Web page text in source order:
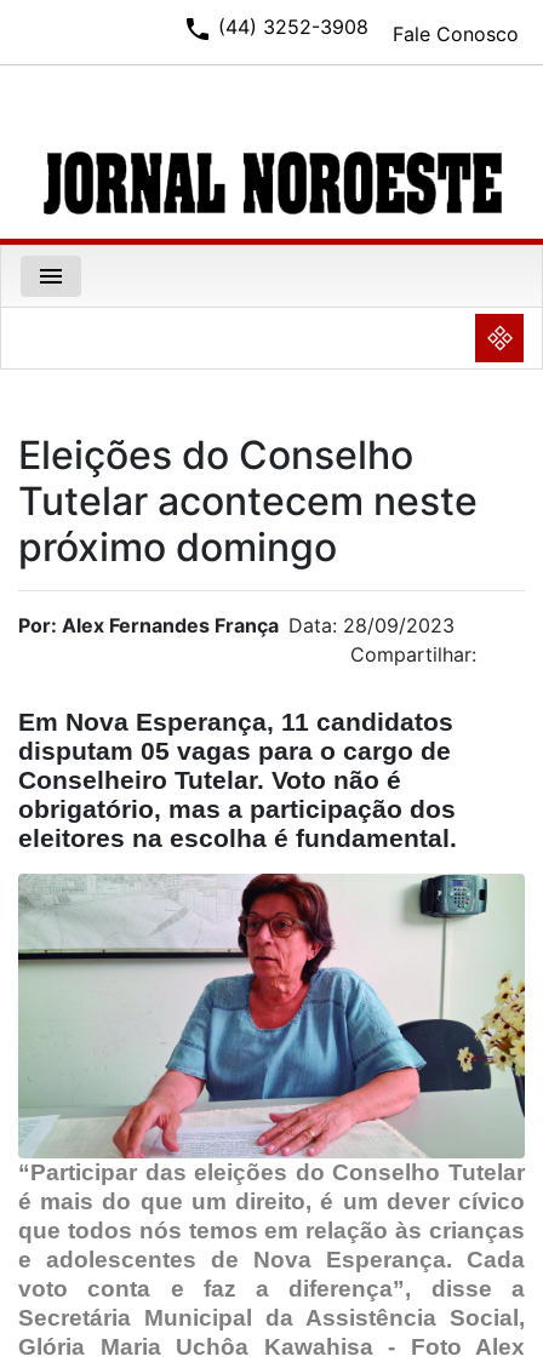
Fale Conosco
phone (44) 3252-3908
menu
NULL
Eleições do Conselho
Tutelar acontecem neste
próximo domingo
Por: Alex Fernandes França Data: 28/09/2023
Compartilhar:
Em Nova Esperança, 11 candidatos
disputam 05 vagas para o cargo de
Conselheiro Tutelar. Voto não é
obrigatório, mas a participação dos
eleitores na escolha é fundamental.
“Participar das eleições do Conselho Tutelar
é mais do que um direito, é um dever cívico
que todos nós temos em relação às crianças
e adolescentes de Nova Esperança. Cada
voto conta e faz a diferença”, disse a
Secretária Municipal da Assistência Social,
Glória Maria Uchôa Kawahisa - Foto Alex